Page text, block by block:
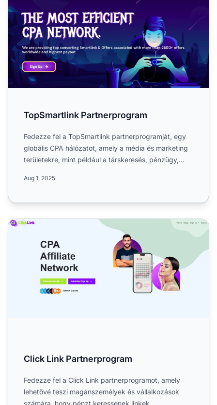
TopSmartlink Partnerprogram
Fedezze fel a TopSmartlink partnerprogramját, egy
globális CPA hálózatot, amely a média és marketing
területekre, mint például a társkeresés, pénzügy,
Aug 1, 2025
Click Link Partnerprogram
Click Link Partnerprogram
Fedezze fel a Click Link partnerprogramot, amely
lehetővé teszi magánszemélyek és vállalkozások
számára, hogy pénzt keressenek linkek